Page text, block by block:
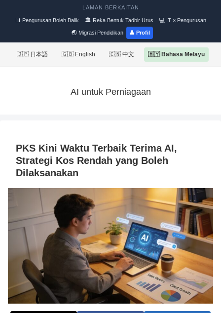
LAMAN BERKAITAN
📊 Pengurusan Boleh Balik 🏛 Reka Bentuk Tadbir Urus 💻 IT × Pengurusan
🌏 Migrasi Pendidikan 👤 Profil
🇯🇵 日本語 🇬🇧 English 🇨🇳 中文 🇲🇾 Bahasa Melayu
AI untuk Perniagaan
PKS Kini Waktu Terbaik Terima AI,
Strategi Kos Rendah yang Boleh
Dilaksanakan